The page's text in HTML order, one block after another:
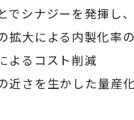
でシナジーを発揮し
拡大による内製化率
よるコスト削減
近さを生かした量産